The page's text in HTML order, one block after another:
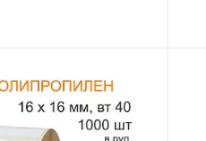
В избранное
К сравнению
Под заказ